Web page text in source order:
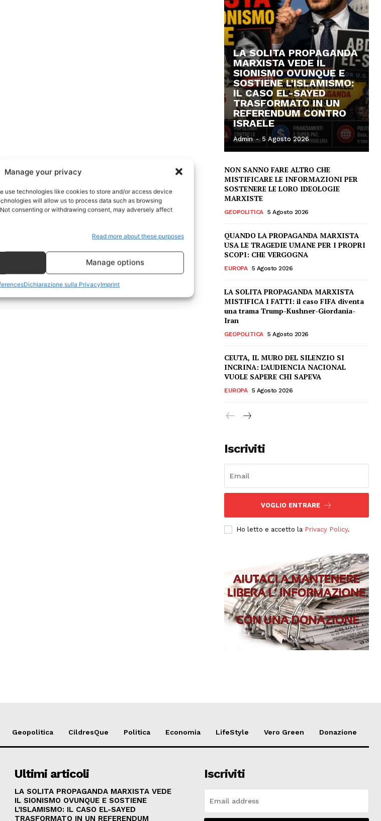
Manage your privacy
use technologies like cookies to store and/or access device
will allow us to process data such as browsing
consenting or withdrawing consent, may adversely affect
Read more about these purposes
Manage options
Dichiarazione sulla PrivacyImprint
Geopolitica
LA SOLITA PROPAGANDA
MARXISTA VEDE IL
SIONISMO OVUNQUE E
SOSTIENE L’ISLAMISMO:
IL CASO EL-SAYED
TRASFORMATO IN UN
REFERENDUM CONTRO
ISRAELE
Admin - 5 Agosto 2026
NON SANNO FARE ALTRO CHE
MISTIFICARE LE INFORMAZIONI PER
SOSTENERE LE LORO IDEOLOGIE
MARXISTE
GEOPOLITICA 5 Agosto 2026
QUANDO LA PROPAGANDA MARXISTA
USA LE TRAGEDIE UMANE PER I PROPRI
SCOPI: CHE VERGOGNA
EUROPA 5 Agosto 2026
LA SOLITA PROPAGANDA MARXISTA
MISTIFICA I FATTI: il caso FIFA diventa
una trama Trump-Kushner-Giordania-
Iran
GEOPOLITICA 5 Agosto 2026
CEUTA, IL MURO DEL SILENZIO SI
INCRINA: L’AUDIENCIA NACIONAL
VUOLE SAPERE CHI SAPEVA
EUROPA 5 Agosto 2026
Iscriviti
VOGLIO ENTRARE
Ho letto e accetto la Privacy Policy.
Geopolitica CildresQue Politica Economia LifeStyle Vero Green Donazione
Ultimi articoli
LA SOLITA PROPAGANDA MARXISTA VEDE
IL SIONISMO OVUNQUE E SOSTIENE
L’ISLAMISMO: IL CASO EL-SAYED
TRASFORMATO IN UN REFERENDUM
Iscriviti